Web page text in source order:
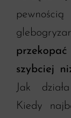
szybciej
Jak
Kiedy